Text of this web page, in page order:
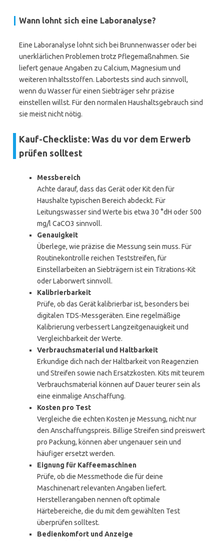
Wann lohnt sich eine Laboranalyse?
Eine Laboranalyse lohnt sich bei Brunnenwasser oder bei
unerklärlichen Problemen trotz Pflegemaßnahmen. Sie
liefert genaue Angaben zu Calcium, Magnesium und
weiteren Inhaltsstoffen. Labortests sind auch sinnvoll,
wenn du Wasser für einen Siebträger sehr präzise
einstellen willst. Für den normalen Haushaltsgebrauch sind
sie meist nicht nötig.
Kauf-Checkliste: Was du vor dem Erwerb
prüfen solltest
Messbereich
Achte darauf, dass das Gerät oder Kit den für
Haushalte typischen Bereich abdeckt. Für
Leitungswasser sind Werte bis etwa 30 °dH oder 500
mg/l CaCO3 sinnvoll.
Genauigkeit
Überlege, wie präzise die Messung sein muss. Für
Routinekontrolle reichen Teststreifen, für
Einstellarbeiten an Siebträgern ist ein Titrations-Kit
oder Laborwert sinnvoll.
Kalibrierbarkeit
Prüfe, ob das Gerät kalibrierbar ist, besonders bei
digitalen TDS-Messgeräten. Eine regelmäßige
Kalibrierung verbessert Langzeitgenauigkeit und
Vergleichbarkeit der Werte.
Verbrauchsmaterial und Haltbarkeit
Erkundige dich nach der Haltbarkeit von Reagenzien
und Streifen sowie nach Ersatzkosten. Kits mit teurem
Verbrauchsmaterial können auf Dauer teurer sein als
eine einmalige Anschaffung.
Kosten pro Test
Vergleiche die echten Kosten je Messung, nicht nur
den Anschaffungspreis. Billige Streifen sind preiswert
pro Packung, können aber ungenauer sein und
häufiger ersetzt werden.
Eignung für Kaffeemaschinen
Prüfe, ob die Messmethode die für deine
Maschinenart relevanten Angaben liefert.
Herstellerangaben nennen oft optimale
Härtebereiche, die du mit dem gewählten Test
überprüfen solltest.
Bedienkomfort und Anzeige